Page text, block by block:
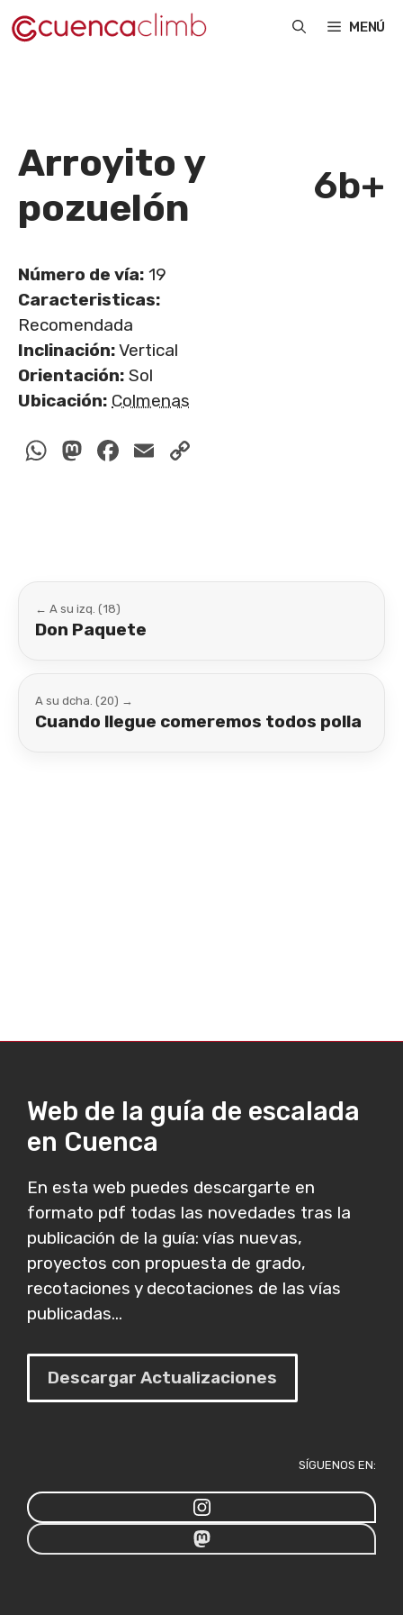
Saltar
al
MENÚ
Arroyito y
pozuelón
6b+
Número de vía: 19
Caracteristicas:
Recomendada
Inclinación:Vertical
Orientación: Sol
Ubicación: Colmenas
WhatsApp
Mastodon
Facebook
Email
← A su izq. (18)
Don Paquete
A su dcha. (20) →
Cuando llegue comeremos todos polla
Web de la guía de escalada
en Cuenca
En esta web puedes descargarte en
formato pdf todas las novedades tras la
publicación de la guía: vías nuevas,
proyectos con propuesta de grado,
recotaciones y decotaciones de las vías
publicadas...
Descargar Actualizaciones
SÍGUENOS EN: